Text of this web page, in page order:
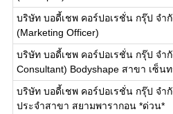
บริษัท บอดี้เชพ คอร์ปอเรชั่น กรุ๊ป จำ
(Marketing Officer)
บริษัท บอดี้เชพ คอร์ปอเรชั่น กรุ๊ป จำ
Consultant) Bodyshape สาขา เซ็น
บริษัท บอดี้เชพ คอร์ปอเรชั่น กรุ๊ป จำ
ประจำสาขา สยามพารากอน *ด่วน*